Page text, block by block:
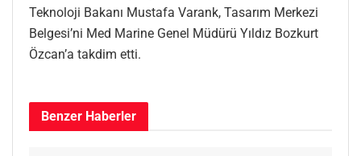
Teknoloji Bakanı Mustafa Varank, Tasarım Merkezi
Belgesi’ni Med Marine Genel Müdürü Yıldız Bozkurt
Özcan’a takdim etti.
Benzer Haberler